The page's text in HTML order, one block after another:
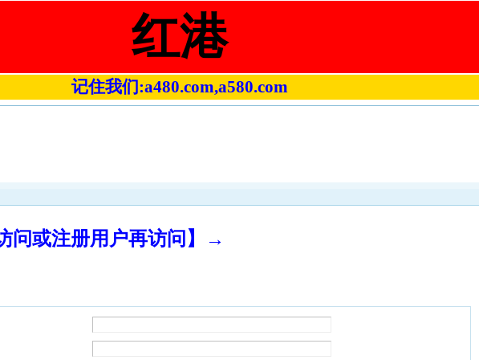
红港
记住我们:a480.com,a580.com
问或注册用户再访问】→